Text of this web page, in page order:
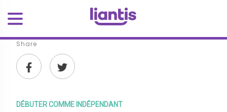
Share
DÉBUTER COMME INDÉPENDANT